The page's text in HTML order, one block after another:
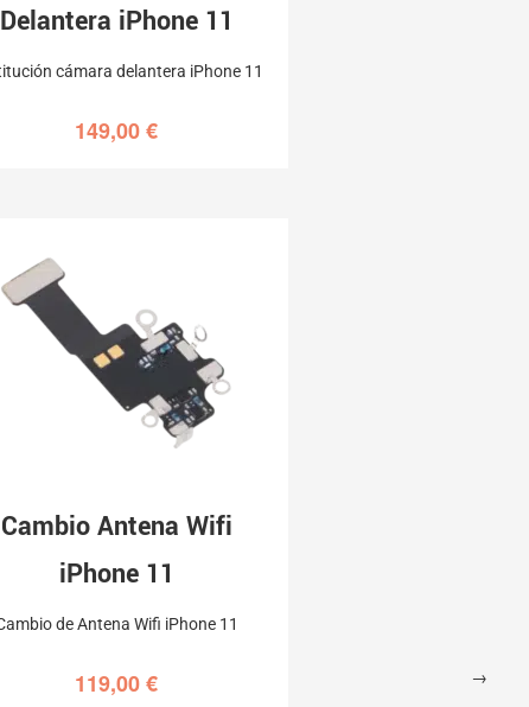
Delantera iPhone 11
cámara delantera iPhone 11
149,00€
Cambio Antena Wifi
iPhone 11
de Antena Wifi iPhone 11
119,00€ →